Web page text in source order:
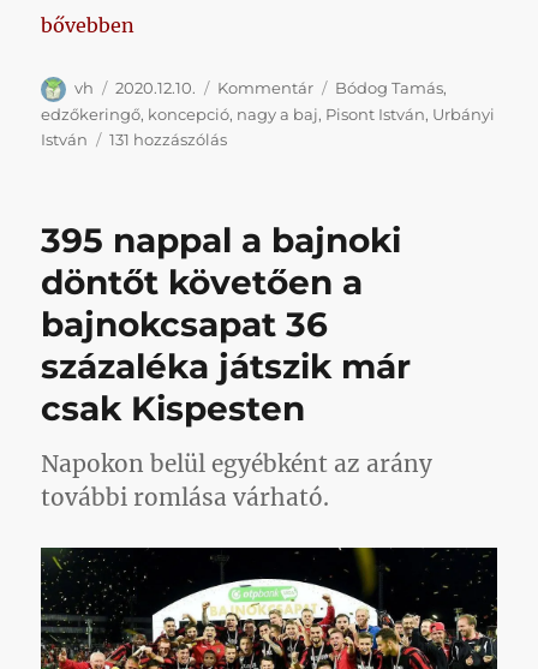
„Három nappal a vezetőedző kirúgása után
bővebben
Szerző
vh Közzétéve
2020.12.10. Kategória
Kommentár Címke
Bódog Tamás,
edzőkeringő, koncepció, nagy a baj, Pisont István, Urbányi
István
131 hozzászólásHárom
kirúgása
megszólalt
a
szakmai
munkát
sportigazgató
bejegyzéshez
395 nappal a bajnoki
döntőt követően a
bajnokcsapat 36
százaléka játszik már
csak Kispesten
Napokon belül egyébként az arány
további romlása várható.